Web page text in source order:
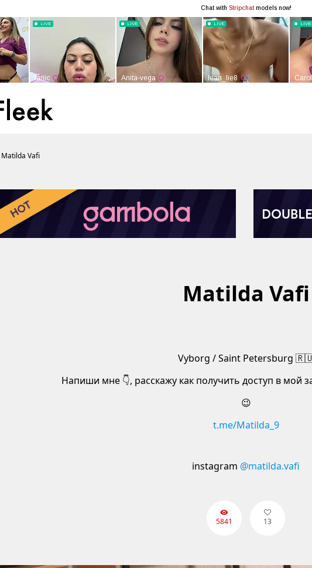
Matilda Vafi
Matilda Vafi
Vyborg / Saint Petersburg
Напиши мне 👇, расскажу как получить доступ в мой
😉
t.me/Matilda_9
instagram @matilda.vafi
5841 13